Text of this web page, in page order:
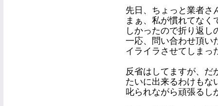
先日、ちょっと業者
まぁ、私が慣れてなく
しかったので折り返
一応、問い合わせ頂
イライラさせてしまっ
反省はしてますが、だ
たいに出来るわけも
叱られながら頑張る